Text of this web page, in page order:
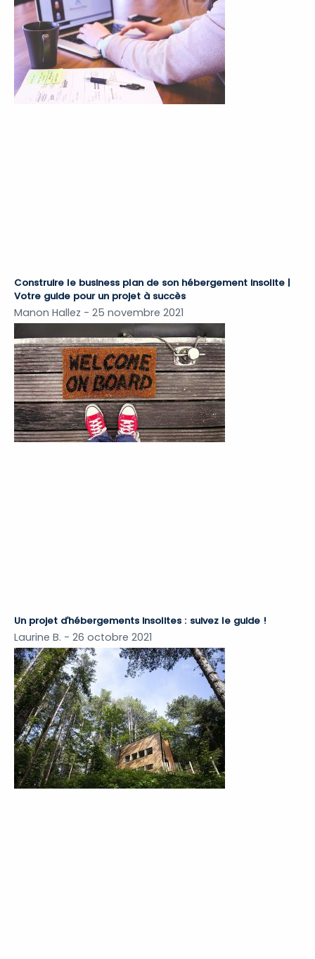
Construire le business plan de son hébergement insolite |
Votre guide pour un projet à succès
Manon Hallez 25 novembre 2021
Un projet d’hébergements insolites : suivez le guide !
Laurine B. 26 octobre 2021